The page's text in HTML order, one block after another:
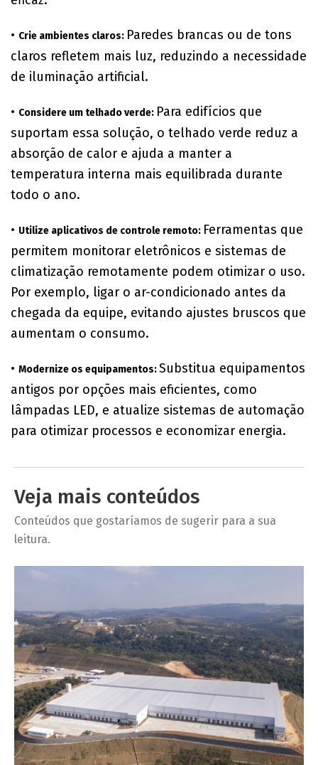
• Crie ambientes claros: Paredes brancas ou de tons
claros refletem mais luz, reduzindo a necessidade
de iluminação artificial.
• Considere um telhado verde: Para edifícios que
suportam essa solução, o telhado verde reduz a
absorção de calor e ajuda a manter a
temperatura interna mais equilibrada durante
todo o ano.
• Utilize aplicativos de controle remoto: Ferramentas que
permitem monitorar eletrônicos e sistemas de
climatização remotamente podem otimizar o uso.
Por exemplo, ligar o ar-condicionado antes da
chegada da equipe, evitando ajustes bruscos que
aumentam o consumo.
• Modernize os equipamentos:Substitua equipamentos
antigos por opções mais eficientes, como
lâmpadas LED, e atualize sistemas de automação
para otimizar processos e economizar energia.
Veja mais conteúdos
Conteúdos que gostaríamos de sugerir para a sua
leitura.